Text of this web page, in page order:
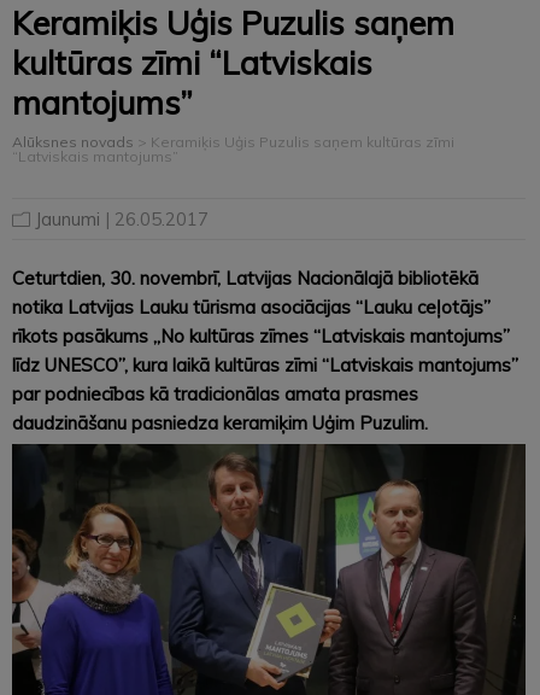
Keramiķis Uģis Puzulis saņem
kultūras zīmi “Latviskais
mantojums”
Alūksnes novads > Keramiķis Uģis Puzulis saņem kultūras zīmi
“Latviskais mantojums”
Jaunumi | 26.05.2017
Ceturtdien, 30. novembrī, Latvijas Nacionālajā bibliotēkā
notika Latvijas Lauku tūrisma asociācijas “Lauku ceļotājs”
rīkots pasākums „No kultūras zīmes “Latviskais mantojums”
līdz UNESCO”, kura laikā kultūras zīmi “Latviskais mantojums”
par podniecības kā tradicionālas amata prasmes
daudzināšanu pasniedza keramiķim Uģim Puzulim.